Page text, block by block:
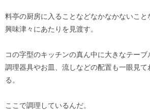
料亭の厨房に入ることなどなかなかないこと
興味津々にあたりを見渡す。
コの字型のキッチンの真ん中に大きなテーブ
調理器具やお皿、流しなどの配置も一眼見
る。
ここで調理しているんだ。